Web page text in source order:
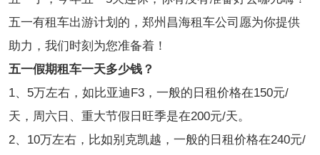
五一有租车出游计划的，郑州昌海租车公司愿为你提供
助力，我们时刻为您准备着！
五一假期租车一天多少钱？
1、5万左右，如比亚迪F3，一般的日租价格在150元/
天，周六日、重大节假日旺季是在200元/天。
2、10万左右，比如别克凯越，一般的日租价格在240元/